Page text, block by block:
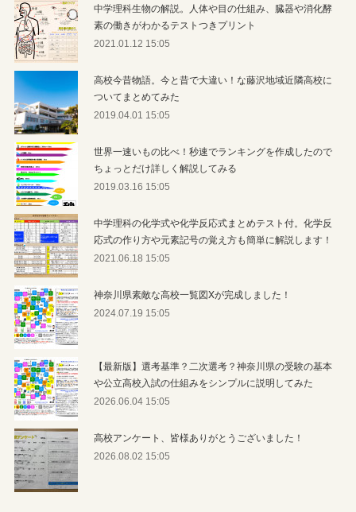
中学理科生物の解説。人体や目の仕組み、臓器や消化酵
素の働きがわかるテストつきプリント
2021.01.12 15:05
高校今昔物語。今と昔で大違い！な藤沢地域近隣高校に
ついてまとめてみた
2019.04.01 15:05
世界一速いもの比べ！秒速でランキングを作成したので
ちょっとだけ詳しく解説してみる
2019.03.16 15:05
中学理科の化学式や化学反応式まとめテスト付。化学反
応式の作り方や元素記号の覚え方も簡単に解説します！
2021.06.18 15:05
神奈川県素敵な高校一覧図Xが完成しました！
2024.07.19 15:05
【最新版】選考基準？二次選考？神奈川県の受験の基本
や公立高校入試の仕組みをシンプルに説明してみた
2026.06.04 15:05
高校アンケート、皆様ありがとうございました！
2026.08.02 15:05